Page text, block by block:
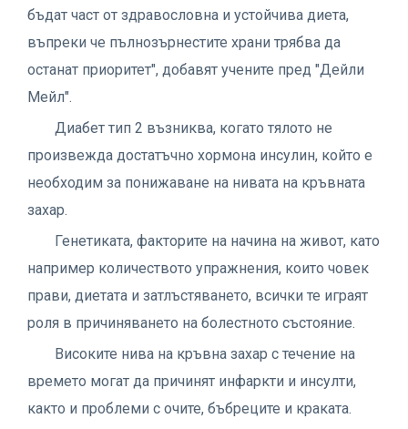
бъдат част от здравословна и устойчива диета,
въпреки че пълнозърнестите храни трябва да
останат приоритет", добавят учените пред "Дейли
Мейл".
Диабет тип 2 възниква, когато тялото не
произвежда достатъчно хормона инсулин, който е
необходим за понижаване на нивата на кръвната
захар.
Генетиката, факторите на начина на живот, като
например количеството упражнения, които човек
прави, диетата и затлъстяването, всички те играят
роля в причиняването на болестното състояние.
Високите нива на кръвна захар с течение на
времето могат да причинят инфаркти и инсулти,
както и проблеми с очите, бъбреците и краката.